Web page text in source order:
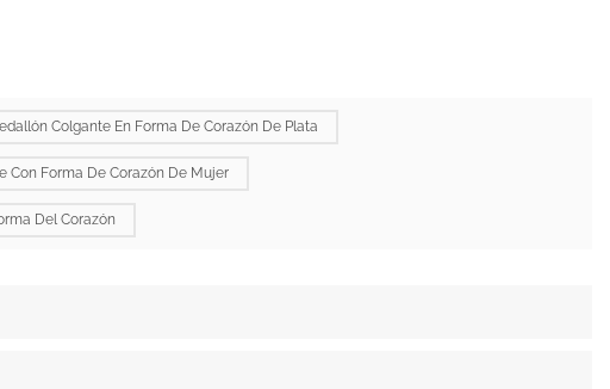
Colgante En Forma De Corazón De Plata
Con Forma De Corazón De Mujer
Del Corazón